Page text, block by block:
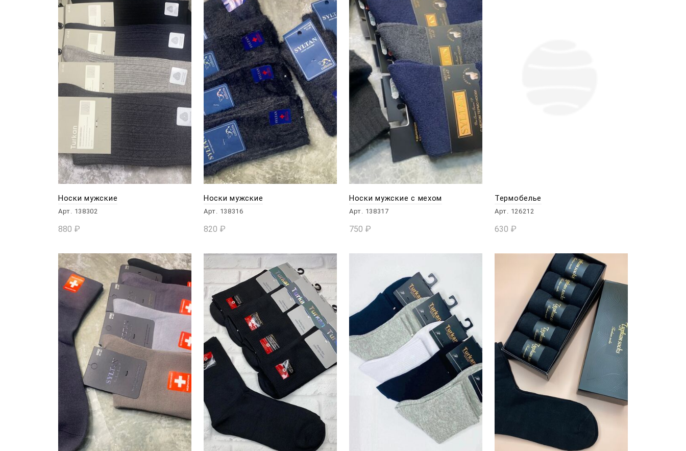
Носки мужские
Арт. 138302
880 ₽
Носки мужские
Арт. 138316
820 ₽
Носки мужские с мехом
Арт. 138317
750 ₽
Термобелье
Арт. 126212
630 ₽